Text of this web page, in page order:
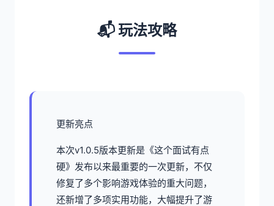
📬 玩法攻略
更新亮点
本次v1.0.5版本更新是《这个面试有点
硬》发布以来最重要的一次更新，不仅
修复了多个影响游戏体验的重大问题，
还新增了多项实用功能，大幅提升了游